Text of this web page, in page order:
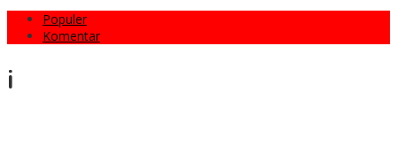
Populer
Komentar
i